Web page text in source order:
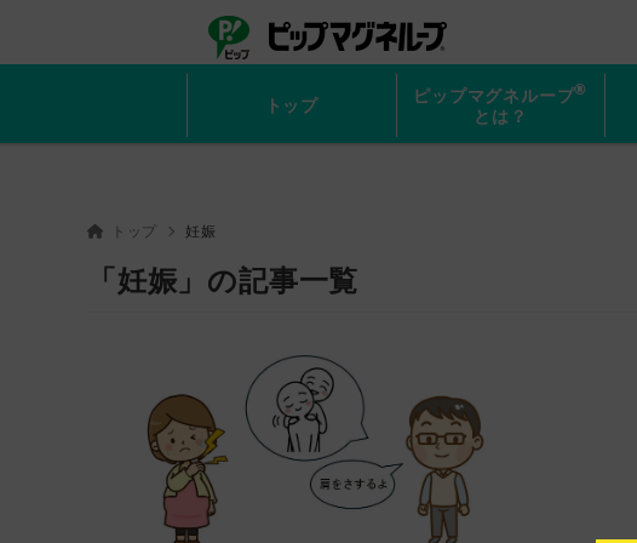
ピップ
トップ ピップマグネループ®
とは？
トップ 妊娠
「妊娠」の記事一覧